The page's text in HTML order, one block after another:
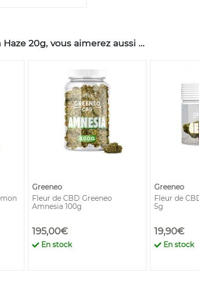
20g, vous aimerez aussi ...
Greeneo
Fleur de CBD Greeneo
Amnesia 100g
195,00€
En stock
Greeneo
Fleur de
5g
19,90€
En stock